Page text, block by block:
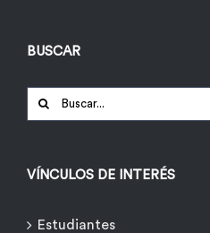
BUSCAR
Buscar:
VÍNCULOS DE INTERÉS
Estudiantes